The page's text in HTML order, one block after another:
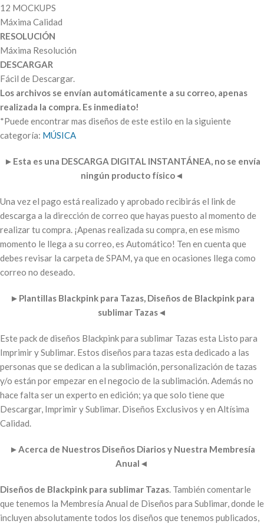
12 MOCKUPS
Máxima Calidad
RESOLUCIÓN
Máxima Resolución
DESCARGAR
Fácil de Descargar.
Los archivos se envían automáticamente a su correo, apenas
realizada la compra. Es inmediato!
*Puede encontrar mas diseños de este estilo en la siguiente
categoría: MÚSICA
► Esta es una DESCARGA DIGITAL INSTANTÁNEA, no se envía
ningún producto físico◄
Una vez el pago está realizado y aprobado recibirás el link de
descarga a la dirección de correo que hayas puesto al momento de
realizar tu compra. ¡Apenas realizada su compra, en ese mismo
momento le llega a su correo, es Automático! Ten en cuenta que
debes revisar la carpeta de SPAM, ya que en ocasiones llega como
correo no deseado.
► Plantillas Blackpink para Tazas, Diseños de Blackpink para
sublimar Tazas◄
Este pack de diseños Blackpink para sublimar Tazas esta Listo para
Imprimir y Sublimar. Estos diseños para tazas esta dedicado a las
personas que se dedican a la sublimación, personalización de tazas
y/o están por empezar en el negocio de la sublimación. Además no
hace falta ser un experto en edición; ya que solo tiene que
Descargar, Imprimir y Sublimar. Diseños Exclusivos y en Altísima
Calidad.
►Acerca de Nuestros Diseños Diarios y Nuestra Membresía
Anual ◄
Diseños de Blackpink para sublimar Tazas. También comentarle
que tenemos la Membresía Anual de Diseños para Sublimar, donde le
incluyen absolutamente todos los diseños que tenemos publicados,